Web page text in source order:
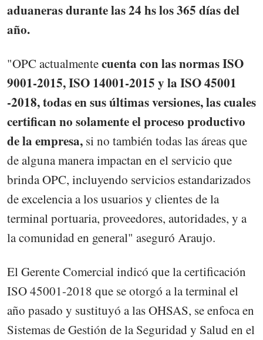
aduaneras durante las 24 hs los 365 días del
año.
"OPC actualmentecuenta con las normas ISO
9001-2015, ISO 14001-2015 y la ISO 45001
-2018, todas en sus últimas versiones, las cuales
certifican no solamente el proceso productivo
de la empresa, si no también todas las áreas que
de alguna manera impactan en el servicio que
brinda OPC, incluyendo servicios estandarizados
de excelencia a los usuarios y clientes de la
terminal portuaria, proveedores, autoridades, y a
la comunidad en general" aseguró Araujo.
El Gerente Comercial indicó que la certificación
ISO 45001-2018 que se otorgó a la terminal el
año pasado y sustituyó a las OHSAS, se enfoca en
Sistemas de Gestión de la Seguridad y Salud en el